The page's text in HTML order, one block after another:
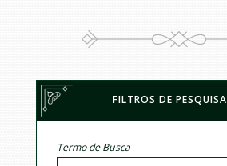
FILTROS DE PESQUISA
Termo de Busca